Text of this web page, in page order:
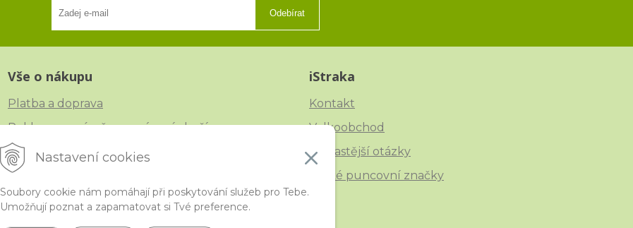
Nastavení cookies
Soubory cookie nám pomáhají při poskytování služeb pro Tebe.
Umožňují poznat a zapamatovat si Tvé preference.
Odebírat
Vše o nákupu
Platba a doprava
Reklamace, výměna a vrácení zboží
Obchodní podmínky
Ochrana osobních údajů
iStraka
Kontakt
Velkoobchod
Nejčastější otázky
České puncovní značky